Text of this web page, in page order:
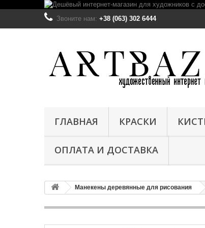
Звоните нам: +38 (063) 302 6444
ГЛАВНАЯ КРАСКИ
ОПЛАТА И ДОСТАВКА
Манекены деревянные для рисования